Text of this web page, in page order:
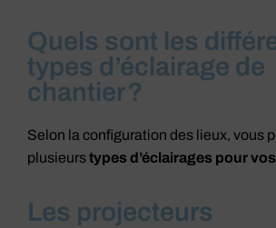
Quels sont les
types d’éclairage de
chantier ?
Selon la configuration des lieux, vous
plusieurstypes d’éclairages pour
Les projecteurs